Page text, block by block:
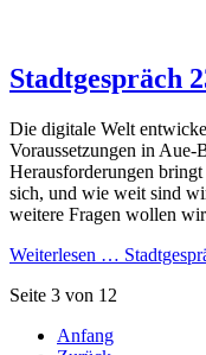
Stadtgespräch
Die digitale Welt
Voraussetzungen in Aue-
Herausforderungen
sich, und wie weit sind
weitere Fragen wollen
Weiterlesen …
Seite 3 von 12
Anfang